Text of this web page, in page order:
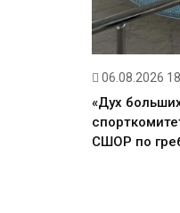
06.08.2026
«Дух
СШОР по